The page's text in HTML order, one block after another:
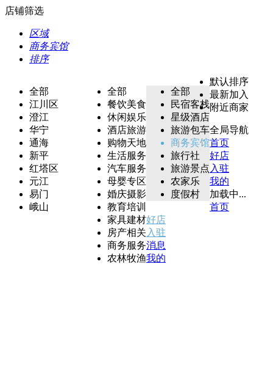
店铺筛选
区域
商务宾馆
排序
全部
江川区
澄江
华宁
通海
新平
红塔区
元江
易门
峨山
全部
餐饮美食
休闲娱乐
酒店旅游
购物天地
生活服务
汽车服务
母婴专区
婚庆摄影
教育培训
家具建材
房产相关
商务服务
农林牧渔
全部
民宿客栈
星级酒店
旅游包车
商务宾馆
旅行社
旅游景点
农家乐
度假村
默认排序
最新加入
附近商家
全局导航
首页
好店
入驻
我的
加载中...
首页
好店
入驻
消息
我的